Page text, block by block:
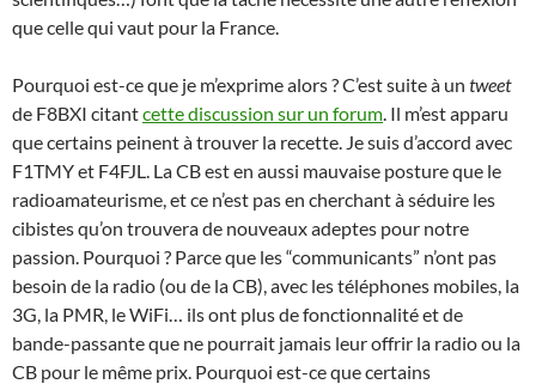
que celle qui vaut pour la France.
Pourquoi est-ce que je m’exprime alors ? C’est suite à un tweet
de F8BXI citantcette discussion sur un forum . Il m’est apparu
que certains peinent à trouver la recette. Je suis d’accord avec
F1TMY et F4FJL. La CB est en aussi mauvaise posture que le
radioamateurisme, et ce n’est pas en cherchant à séduire les
cibistes qu’on trouvera de nouveaux adeptes pour notre
passion. Pourquoi ? Parce que les “communicants” n’ont pas
besoin de la radio (ou de la CB), avec les téléphones mobiles, la
3G, la PMR, le WiFi… ils ont plus de fonctionnalité et de
bande-passante que ne pourrait jamais leur offrir la radio ou la
CB pour le même prix. Pourquoi est-ce que certains